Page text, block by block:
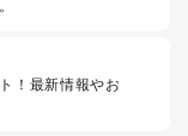
！最新情報やお